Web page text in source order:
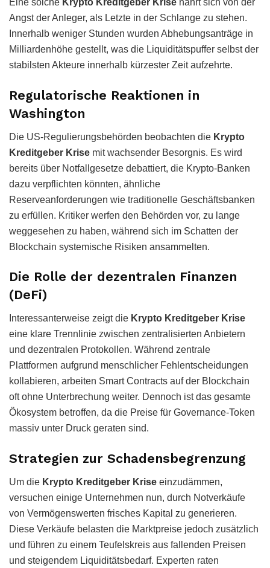
Eine solche Krypto Kreditgeber Krise nährt sich von der
Angst der Anleger, als Letzte in der Schlange zu stehen.
Innerhalb weniger Stunden wurden Abhebungsanträge in
Milliardenhöhe gestellt, was die Liquiditätspuffer selbst der
stabilsten Akteure innerhalb kürzester Zeit aufzehrte.
Regulatorische Reaktionen in
Washington
Die US-Regulierungsbehörden beobachten die Krypto
Kreditgeber Krise mit wachsender Besorgnis. Es wird
bereits über Notfallgesetze debattiert, die Krypto-Banken
dazu verpflichten könnten, ähnliche
Reserveanforderungen wie traditionelle Geschäftsbanken
zu erfüllen. Kritiker werfen den Behörden vor, zu lange
weggesehen zu haben, während sich im Schatten der
Blockchain systemische Risiken ansammelten.
Die Rolle der dezentralen Finanzen
(DeFi)
Interessanterweise zeigt die Krypto Kreditgeber Krise
eine klare Trennlinie zwischen zentralisierten Anbietern
und dezentralen Protokollen. Während zentrale
Plattformen aufgrund menschlicher Fehlentscheidungen
kollabieren, arbeiten Smart Contracts auf der Blockchain
oft ohne Unterbrechung weiter. Dennoch ist das gesamte
Ökosystem betroffen, da die Preise für Governance-Token
massiv unter Druck geraten sind.
Strategien zur Schadensbegrenzung
Um die Krypto Kreditgeber Krise einzudämmen,
versuchen einige Unternehmen nun, durch Notverkäufe
von Vermögenswerten frisches Kapital zu generieren.
Diese Verkäufe belasten die Marktpreise jedoch zusätzlich
und führen zu einem Teufelskreis aus fallenden Preisen
und steigendem Liquiditätsbedarf. Experten raten